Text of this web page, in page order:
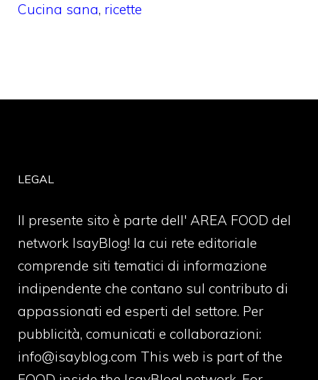
Cucina sana, ricette
LEGAL
Il presente sito è parte dell' AREA FOOD del
network IsayBlog! la cui rete editoriale
comprende siti tematici di informazione
indipendente che contano sul contributo di
appassionati ed esperti del settore. Per
pubblicità, comunicati e collaborazioni:
info@isayblog.com This web is part of the